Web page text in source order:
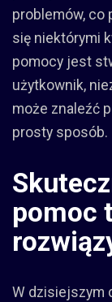
problemów, co
się niektórymi
pomocy jest
użytkownik,
może znaleźć
prosty sposób.
pomoc
W dzisiejszym